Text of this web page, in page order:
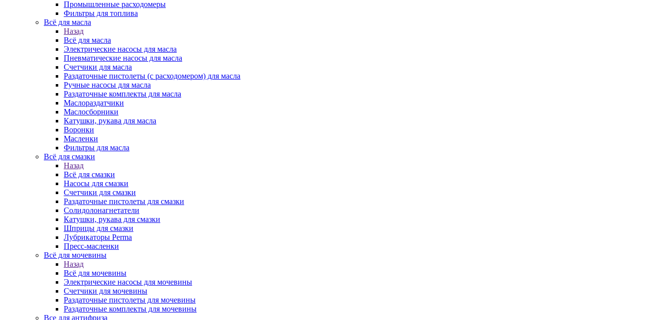
Промышленные расходомеры
Фильтры для топлива
Всё для масла
Назад
Всё для масла
Электрические насосы для масла
Пневматические насосы для масла
Счетчики для масла
Раздаточные пистолеты (с расходомером) для масла
Ручные насосы для масла
Раздаточные комплекты для масла
Маслораздатчики
Маслосборники
Катушки, рукава для масла
Воронки
Масленки
Фильтры для масла
Всё для смазки
Назад
Всё для смазки
Насосы для смазки
Счетчики для смазки
Раздаточные пистолеты для смазки
Солидолонагнетатели
Катушки, рукава для смазки
Шприцы для смазки
Лубрикаторы Perma
Пресс-масленки
Всё для мочевины
Назад
Всё для мочевины
Электрические насосы для мочевины
Счетчики для мочевины
Раздаточные пистолеты для мочевины
Раздаточные комплекты для мочевины
Все для антифриза